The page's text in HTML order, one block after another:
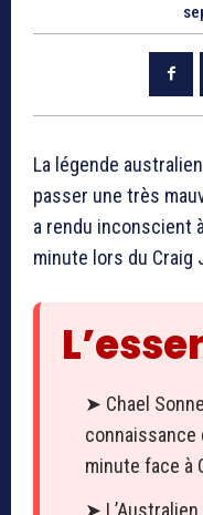
La légende
passer une très
a rendu inconscient
minute lors du Craig
➤ Chael
connaissance
minute face à
➤